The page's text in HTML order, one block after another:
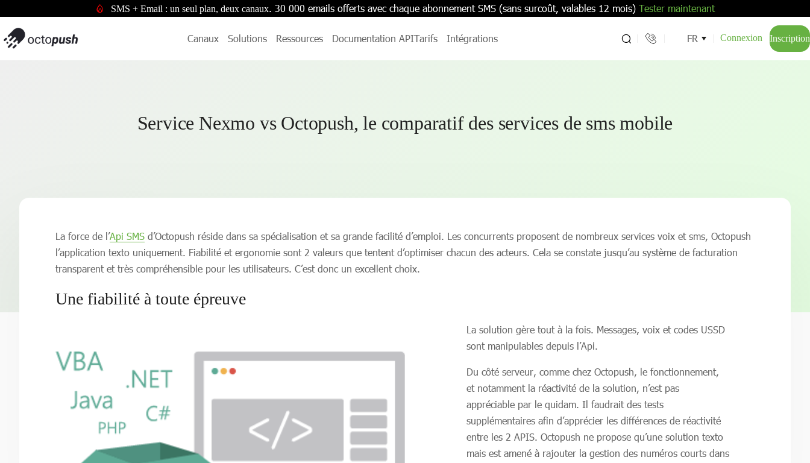
SMS + Email : un seul plan, deux canaux. 30 000 emails offerts avec chaque abonnement SMS (sans surcoût, valables 12 mois) Tester maintenant
Canaux Solutions Ressources Documentation APITarifs Intégrations FR Connexion Inscription
Service Nexmo vs Octopush, le comparatif des services de sms mobile
La force de l’Api SMS d’Octopush réside dans sa spécialisation et sa grande facilité d’emploi. Les concurrents proposent de nombreux services voix et sms, Octopush
l’application texto uniquement. Fiabilité et ergonomie sont 2 valeurs que tentent d’optimiser chacun des acteurs. Cela se constate jusqu’au système de facturation
transparent et très compréhensible pour les utilisateurs. C’est donc un excellent choix.
Une fiabilité à toute épreuve
La solution gère tout à la fois. Messages, voix et codes USSD
sont manipulables depuis l’Api.
Du côté serveur, comme chez Octopush, le fonctionnement,
et notamment la réactivité de la solution, n’est pas
appréciable par le quidam. Il faudrait des tests
supplémentaires afin d’apprécier les différences de réactivité
entre les 2 APIS. Octopush ne propose qu’une solution texto
mais est amené à rajouter la gestion des numéros courts dans